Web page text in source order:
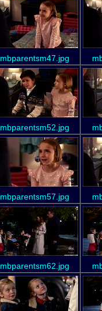
mbparentsm47.jpg
mbparentsm52.jpg
mbparentsm57.jpg
mbparentsm62.jpg